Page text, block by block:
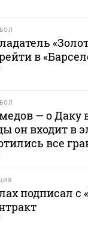
в
— о Даку
он входит в
все
подписал с